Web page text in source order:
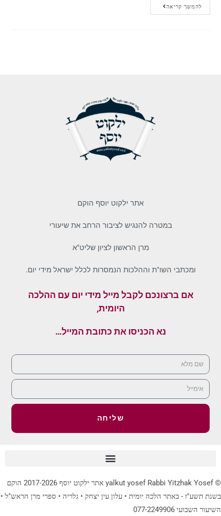
להמשך קריאה
אתר ילקוט יוסף הוקם
במטרה להנגיש לציבור הרחב את שיעורי
מרן הראשון לציון שליט"א
ומכתבי השו"ת וההלכות הנמסרות לכלל ישראל מידי יום.
אם ברצונכם לקבל מייל מידי יום עם ההלכה
היומית,
נא הכניסו את כתובת המייל…
שליחה
© yalkut yosef Rabbi Yitzhak Yosef אתר ילקוט יוסף 2017-2026 הוקם
בשנת תשע"ז - באתר הלכה יומית • עלון עין יצחק • גלריה • ספרי מרן הראש"ל •
השיעור השבועי 077-2249906